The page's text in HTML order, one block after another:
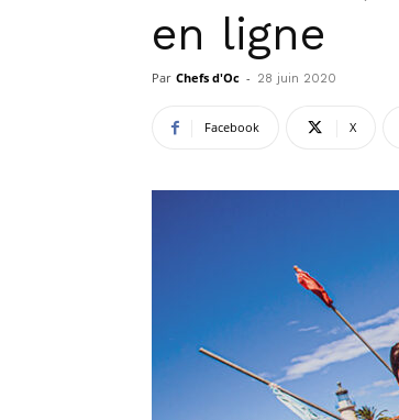
en ligne
Par Chefs d'Oc - 28 juin 2020
Facebook X